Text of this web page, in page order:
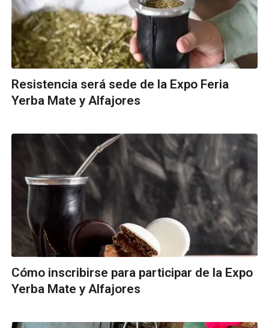
Resistencia será sede de la Expo Feria
Yerba Mate y Alfajores
Cómo inscribirse para participar de la Expo
Yerba Mate y Alfajores